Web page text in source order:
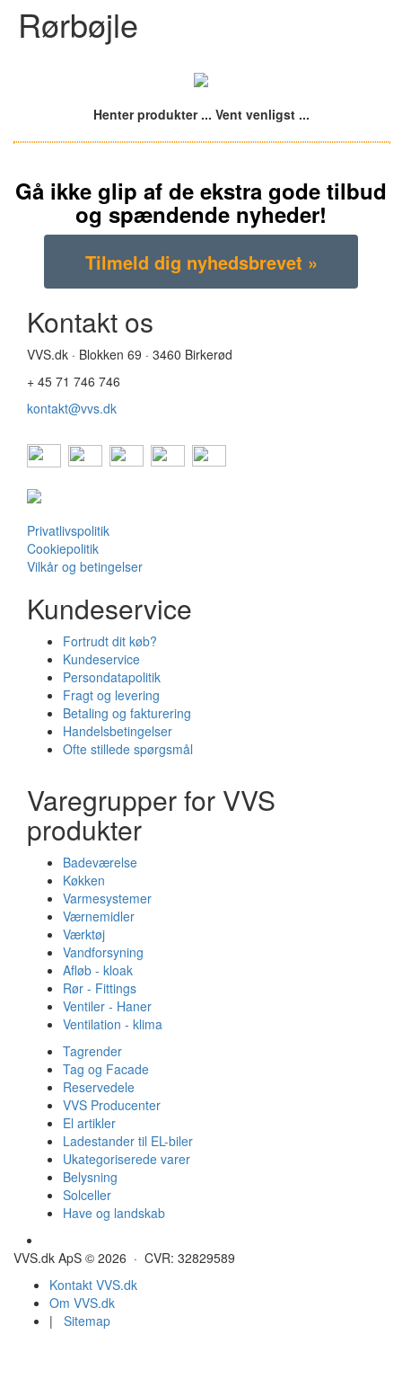
Rørbøjle
Henter produkter ... Vent venligst ...
Gå ikke glip af de ekstra gode tilbud
og spændende nyheder!
Kontakt os
VVS.dk · Blokken 69 · 3460 Birkerød
+ 45 71 746 746
kontakt@vvs.dk
Privatlivspolitik
Cookiepolitik
Vilkår og betingelser
Kundeservice
Fortrudt dit køb?
Kundeservice
Persondatapolitik
Fragt og levering
Betaling og fakturering
Handelsbetingelser
Ofte stillede spørgsmål
Varegrupper for VVS
produkter
Badeværelse
Køkken
Varmesystemer
Værnemidler
Værktøj
Vandforsyning
Afløb - kloak
Rør - Fittings
Ventiler - Haner
Ventilation - klima
Tagrender
Tag og Facade
Reservedele
VVS Producenter
El artikler
Ladestander til EL-biler
Ukategoriserede varer
Belysning
Solceller
Have og landskab
VVS.dk ApS © 2026 · CVR: 32829589
Kontakt VVS.dk
Om VVS.dk
| Sitemap